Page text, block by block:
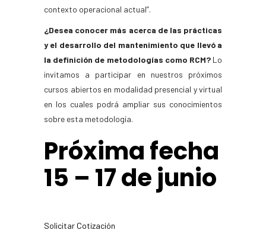
contexto operacional actual”.
¿Desea conocer más acerca de las prácticas
y el desarrollo del mantenimiento que llevó a
la definición de metodologías como RCM?Lo
invitamos a participar en nuestros próximos
cursos abiertos en modalidad presencial y virtual
en los cuales podrá ampliar sus conocimientos
sobre esta metodología.
Próxima fecha
15 – 17 de junio
Solicitar Cotización